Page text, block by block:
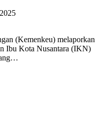
(Kemenkeu) melaporkan
Ibu Kota Nusantara (IKN)